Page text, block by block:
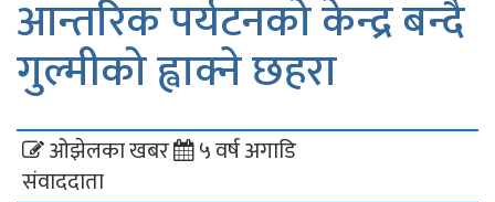
आन्तरिक पर्यटनको केन्द्र बन्दै
गुल्मीको ह्वाक्ने छहरा
ओझेलका खबर
संवाददाता
५ वर्ष अगाडि